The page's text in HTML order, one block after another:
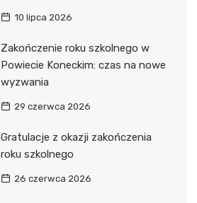
10 lipca 2026
Zakończenie roku szkolnego w
Powiecie Koneckim: czas na nowe
wyzwania
29 czerwca 2026
Gratulacje z okazji zakończenia
roku szkolnego
26 czerwca 2026